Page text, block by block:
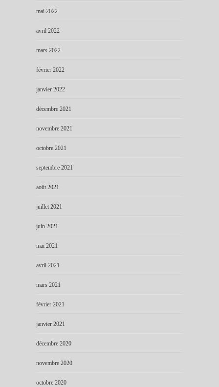
mai 2022
avril 2022
mars 2022
février 2022
janvier 2022
décembre 2021
novembre 2021
octobre 2021
septembre 2021
août 2021
juillet 2021
juin 2021
mai 2021
avril 2021
mars 2021
février 2021
janvier 2021
décembre 2020
novembre 2020
octobre 2020